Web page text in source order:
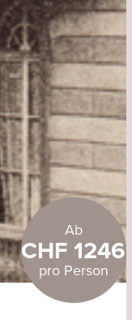
Ab
CHF 1246
pro Person